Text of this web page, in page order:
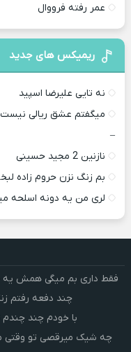
عمر رفته فرووال
ریمیکس های جدید
نه تایی علیرضا اسپید
میگفتم عشق ریالی
–
نازنین 2 مجید حسینی
بم زنگ نزن حروم زاده
لری من یه دونه اسلحه
فقط داری بم میگی همش یه
چند دفعه رفتم
با خودم چند چندم
چه شیک میرقصی تو